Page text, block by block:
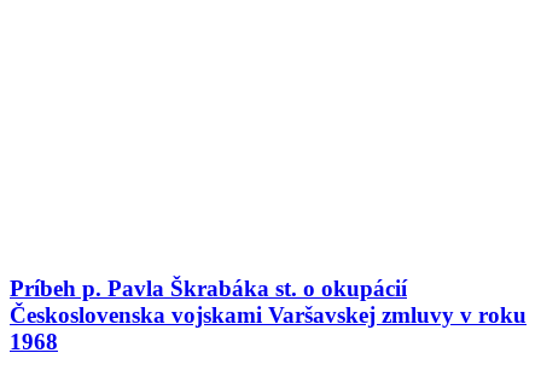
Príbeh p. Pavla Škrabáka st. o okupácií
Československa vojskami Varšavskej zmluvy v roku
1968